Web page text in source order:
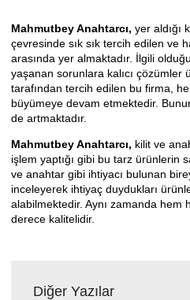
Mahmutbey Anahtarcı, yer aldığı
çevresinde sık sık tercih edilen ve
arasında yer almaktadır. İlgili
yaşanan sorunlara kalıcı
tarafından tercih edilen bu firma,
büyümeye devam etmektedir.
de artmaktadır.
Mahmutbey Anahtarcı, kilit ve
işlem yaptığı gibi bu tarz ürünlerin
ve anahtar gibi ihtiyacı bulunan
inceleyerek ihtiyaç duydukları
alabilmektedir. Aynı zamanda hem
derece kalitelidir.
Diğer Yazılar